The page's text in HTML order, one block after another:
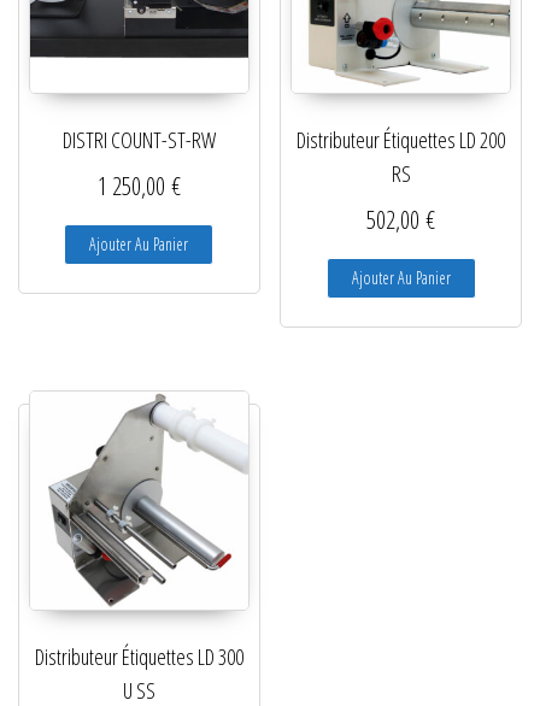
DISTRI COUNT-ST-RW
1 250,00 €
Ajouter Au Panier
Distributeur Étiquettes LD 200
RS
502,00€
Ajouter Au Panier
Distributeur Étiquettes LD 300
U SS